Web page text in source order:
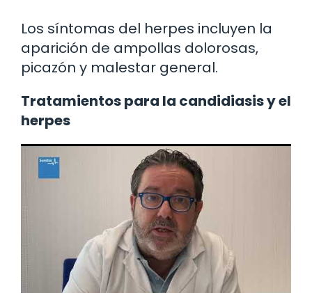
Los síntomas del herpes incluyen la
aparición de ampollas dolorosas,
picazón y malestar general.
Tratamientos para la candidiasis y el
herpes